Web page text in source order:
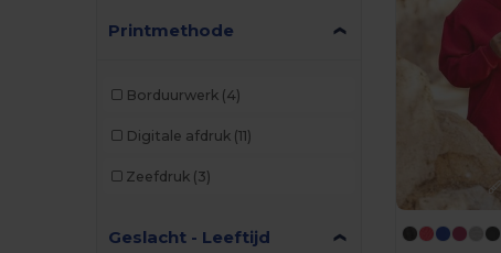
Printmethode
Borduurwerk (4)
Digitale afdruk (11)
Zeefdruk (3)
Geslacht - Leeftijd